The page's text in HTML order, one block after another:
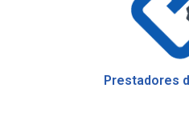
Prestadores